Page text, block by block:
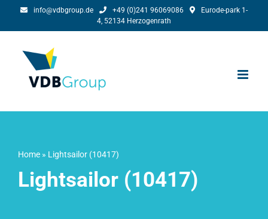
info@vdbgroup.de +49 (0)241 96069086
Eurode-park 1-
4, 52134 Herzogenrath
Home» Lightsailor (10417)
Lightsailor (10417)